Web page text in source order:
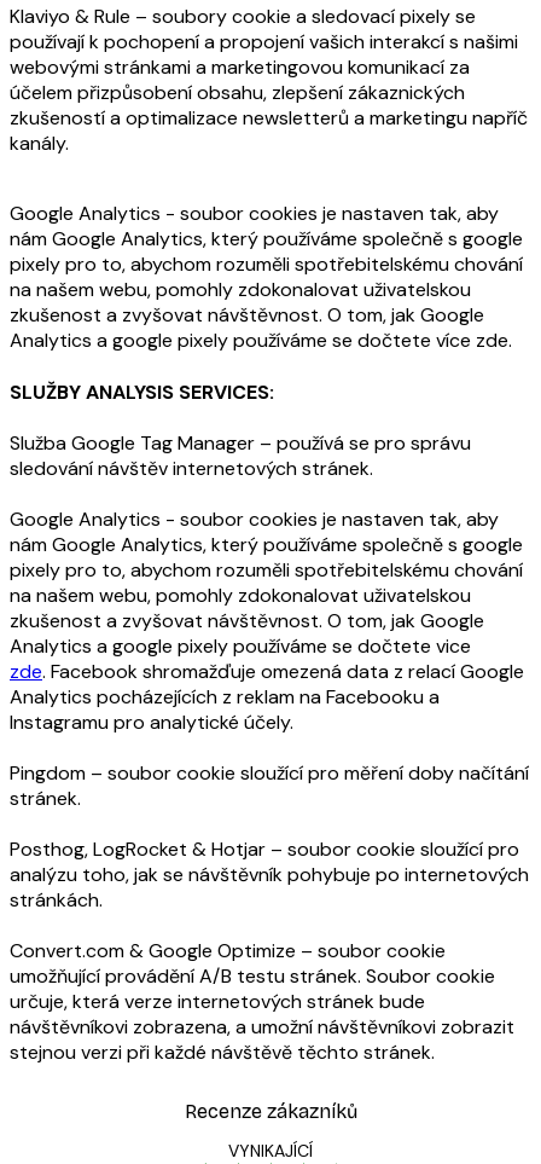
Klaviyo & Rule – soubory cookie a sledovací pixely se
používají k pochopení a propojení vašich interakcí s našimi
webovými stránkami a marketingovou komunikací za
účelem přizpůsobení obsahu, zlepšení zákaznických
zkušeností a optimalizace newsletterů a marketingu napříč
kanály.
Google Analytics - soubor cookies je nastaven tak, aby
nám Google Analytics, který používáme společně s google
pixely pro to, abychom rozuměli spotřebitelskému chování
na našem webu, pomohly zdokonalovat uživatelskou
zkušenost a zvyšovat návštěvnost. O tom, jak Google
Analytics a google pixely používáme se dočtete více zde.
SLUŽBY ANALYSIS SERVICES:
Služba Google Tag Manager – používá se pro správu
sledování návštěv internetových stránek.
Google Analytics - soubor cookies je nastaven tak, aby
nám Google Analytics, který používáme společně s google
pixely pro to, abychom rozuměli spotřebitelskému chování
na našem webu, pomohly zdokonalovat uživatelskou
zkušenost a zvyšovat návštěvnost. O tom, jak Google
Analytics a google pixely používáme se dočtete vice
zde. Facebook shromažďuje omezená data z relací Google
Analytics pocházejících z reklam na Facebooku a
Instagramu pro analytické účely.
Pingdom – soubor cookie sloužící pro měření doby načítání
stránek.
Posthog,LogRocket & Hotjar – soubor cookie sloužící pro
analýzu toho, jak se návštěvník pohybuje po internetových
stránkách.
Convert.com &Google Optimize – soubor cookie
umožňující provádění A/B testu stránek. Soubor cookie
určuje, která verze internetových stránek bude
návštěvníkovi zobrazena, a umožní návštěvníkovi zobrazit
stejnou verzi při každé návštěvě těchto stránek.
Recenze zákazníků
VYNIKAJÍCÍ